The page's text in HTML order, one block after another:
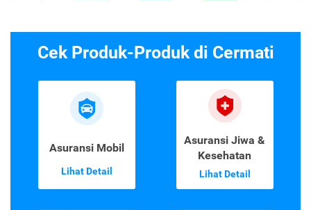
Cek Produk-Produk di Cermati
Asuransi Mobil
Lihat Detail
Asuransi Jiwa &
Kesehatan
Lihat Detail